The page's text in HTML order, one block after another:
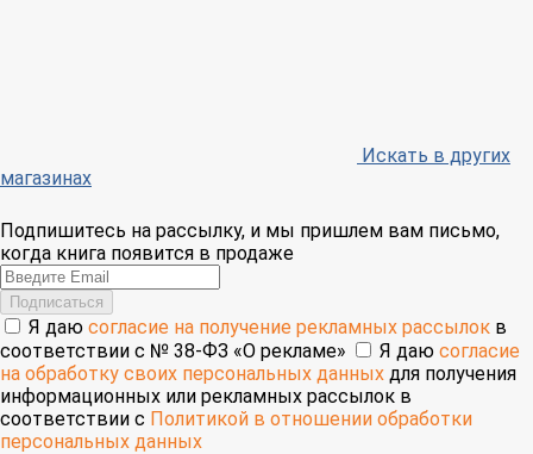
Искать в других
магазинах
Подпишитесь на рассылку, и мы пришлем вам письмо,
когда книга появится в продаже
Email
Подписаться
Я даю согласие на получение рекламных рассылок в
соответствии с № 38-ФЗ «О рекламе»
Я даю согласие
на обработку своих персональных данных для получения
информационных или рекламных рассылок в
соответствии с Политикой в отношении обработки
персональных данных